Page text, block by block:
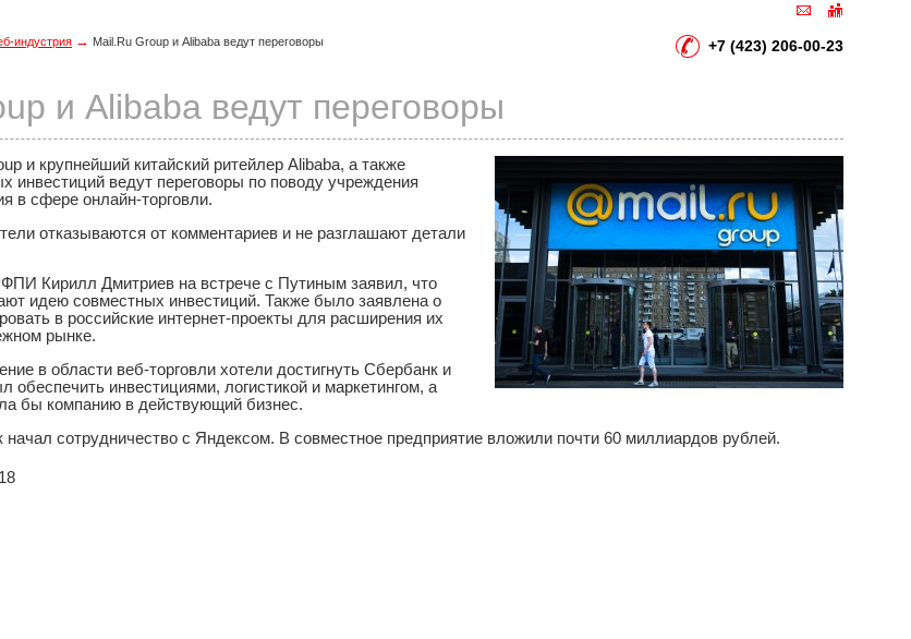
+7 (423) 206-00-23
индустрия → Mail.Ru Group и Alibaba ведут переговоры
и Alibaba ведут переговоры
и крупнейший китайский ритейлер Alibaba, а также
инвестиций ведут переговоры по поводу учреждения
в сфере онлайн-торговли.
отказываются от комментариев и не разглашают детали
Кирилл Дмитриев на встрече с Путиным заявил, что
идею совместных инвестиций. Также было заявлена о
в российские интернет-проекты для расширения их
рынке.
в области веб-торговли хотели достигнуть Сбербанк и
обеспечить инвестициями, логистикой и маркетингом, а
бы компанию в действующий бизнес.
сотрудничество с Яндексом. В совместное предприятие вложили почти 60 миллиардов рублей.